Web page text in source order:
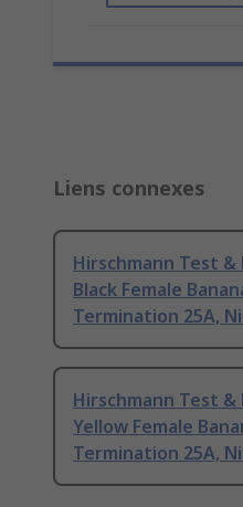
Liens connexes
Hirschmann Test
Black Female
Termination 25A,
Hirschmann Test
Yellow Female
Termination 25A,